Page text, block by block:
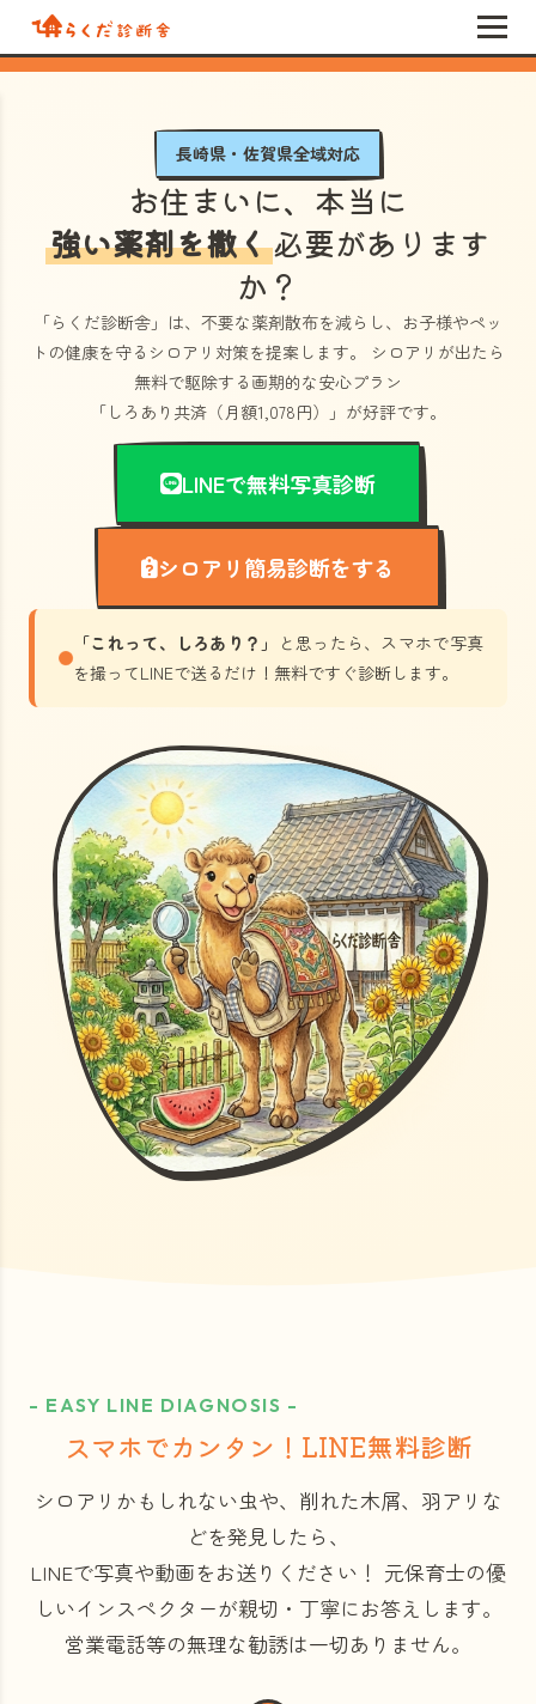
長崎県・佐賀県全域対応
お住まいに、本当に
強い薬剤を撒く必要があります
か？
「らくだ診断舎」 は、不要な薬剤散布を減らし、お子様やペッ
トの健康を守るシロアリ対策を提案します。 シロアリが出たら
無料で駆除する画期的な安心プラン
「しろあり共済（月額1,078円）」 が好評です。
LINEで無料写真診断
シロアリ簡易診断をする
「これって、しろあり？」
と思ったら、スマホで写真
を撮ってLINEで送るだけ！無料ですぐ診断します。
- EASY LINE DIAGNOSIS -
スマホでカンタン！LINE無料診断
シロアリかもしれない虫や、削れた木屑、羽アリな
どを発見したら、
LINEで写真や動画をお送りください！ 元保育士の優
しいインスペクターが親切・丁寧にお答えします。
営業電話等の無理な勧誘は一切ありません。